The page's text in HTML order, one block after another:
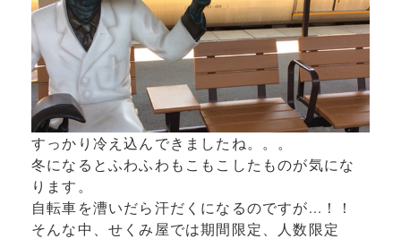
すっかり冷え込んできましたね。。。
冬になるとふわふわもこもこしたものが気にな
ります。
自転車を漕いだら汗だくになるのですが...！！
そんな中、せくみ屋では期間限定、人数限定